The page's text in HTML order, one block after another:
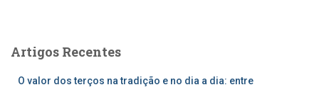
h
Artigos Recentes
O valor dos terços na tradição e no dia a dia: entre